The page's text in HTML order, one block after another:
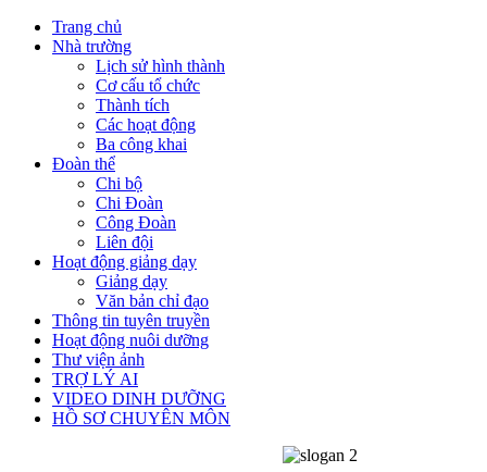
Trang chủ
Nhà trường
Lịch sử hình thành
Cơ cấu tổ chức
Thành tích
Các hoạt động
Ba công khai
Đoàn thể
Chi bộ
Chi Đoàn
Công Đoàn
Liên đội
Hoạt động giảng dạy
Giảng dạy
Văn bản chỉ đạo
Thông tin tuyên truyền
Hoạt động nuôi dưỡng
Thư viện ảnh
TRỢ LÝ AI
VIDEO DINH DƯỠNG
HỒ SƠ CHUYÊN MÔN